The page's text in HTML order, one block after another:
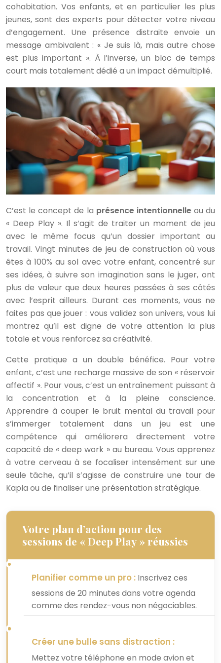
cohabitation. Vos enfants, et en particulier les plus
jeunes, sont des experts pour détecter votre niveau
d’engagement. Une présence distraite envoie un
message ambivalent : « Je suis là, mais autre chose
est plus important ». À l’inverse, un bloc de temps
court mais totalement dédié a un impact démultiplié.
C’est le concept de la présence intentionnelleou du
« Deep Play ». Il s’agit de traiter un moment de jeu
avec le même focus qu’un dossier important au
travail. Vingt minutes de jeu de construction où vous
êtes à 100% au sol avec votre enfant, concentré sur
ses idées, à suivre son imagination sans le juger, ont
plus de valeur que deux heures passées à ses côtés
avec l’esprit ailleurs. Durant ces moments, vous ne
faites pas que jouer : vous validez son univers, vous lui
montrez qu’il est digne de votre attention la plus
totale et vous renforcez sa créativité.
Cette pratique a un double bénéfice. Pour votre
enfant, c’est une recharge massive de son « réservoir
affectif ». Pour vous, c’est un entraînement puissant à
la concentration et à la pleine conscience.
Apprendre à couper le bruit mental du travail pour
s’immerger totalement dans un jeu est une
compétence qui améliorera directement votre
capacité de « deep work » au bureau. Vous apprenez
à votre cerveau à se focaliser intensément sur une
seule tâche, qu’il s’agisse de construire une tour de
Kapla ou de finaliser une présentation stratégique.
Votre plan d’action pour des
sessions de « Deep Play » réussies
Planifier comme un pro : Inscrivez ces
sessions de 20 minutes dans votre agenda
comme des rendez-vous non négociables.
Créer une bulle sans distraction :
Mettez votre téléphone en mode avion et